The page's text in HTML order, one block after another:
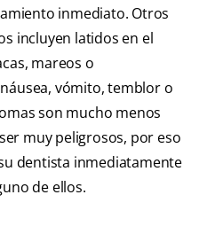
inmediato. Otros
incluyen latidos en el
mareos o
vómito, temblor o
son mucho menos
muy peligrosos, por eso
dentista inmediatamente
de ellos.